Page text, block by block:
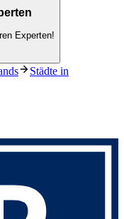
Experten!
Städte in